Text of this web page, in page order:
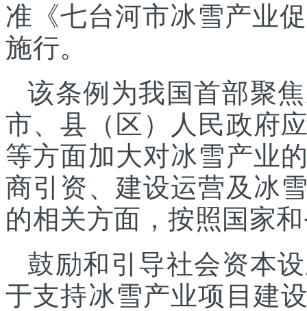
准《七台河市冰雪产业
施行。
该条例为我国首部聚
市、县（区）人民政府
等方面加大对冰雪产业
商引资、建设运营及冰
的相关方面，按照国家
鼓励和引导社会资本
于支持冰雪产业项目建